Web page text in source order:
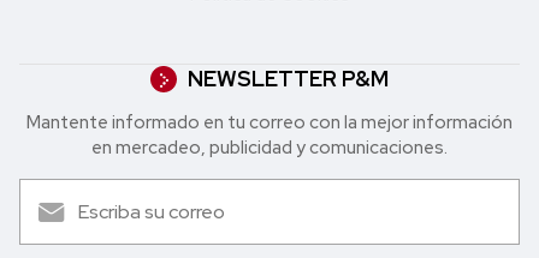
NEWSLETTER P&M
Mantente informado en tu correo con la mejor in formación
en mercadeo, publicidad y comunicaciones.